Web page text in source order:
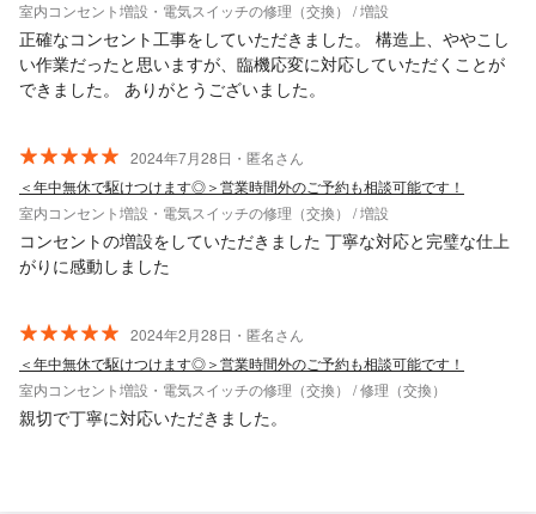
室内コンセント増設・電気スイッチの修理（交換） / 増設
正確なコンセント工事をしていただきました。 構造上、ややこし
い作業だったと思いますが、臨機応変に対応していただくことが
できました。 ありがとうございました。
2024年7月28日・匿名さん
＜年中無休で駆けつけます◎＞営業時間外のご予約も相談可能です！
室内コンセント増設・電気スイッチの修理（交換） / 増設
コンセントの増設をしていただきました 丁寧な対応と完璧な仕上
がりに感動しました
2024年2月28日・匿名さん
＜年中無休で駆けつけます◎＞営業時間外のご予約も相談可能です！
室内コンセント増設・電気スイッチの修理（交換） / 修理（交換）
親切で丁寧に対応いただきました。